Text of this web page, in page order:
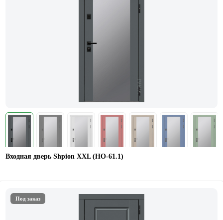
Входная дверь Shpion XXL (НО-61.1)
Под заказ